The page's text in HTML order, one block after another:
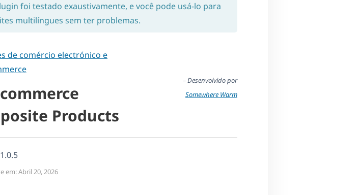
foi testado exaustivamente, e você pode usá-lo para
multilíngues sem ter problemas.
de comércio electrónico e
Products
– Desenvolvido por
Somewhere Warm
em: Abril 20, 2026